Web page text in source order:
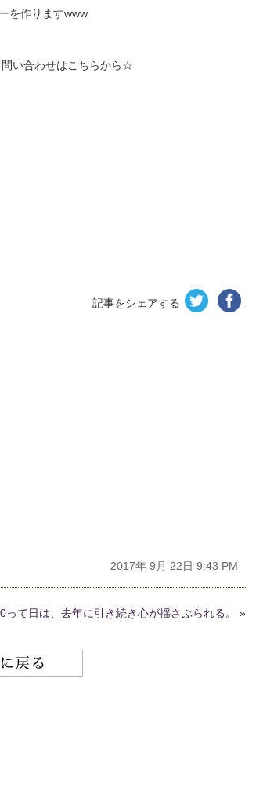
を作りますwww
い合わせはこちらから☆
記事をシェアする
2017年 9月 22日 9:43 PM
って日は、去年に引き続き心が揺さぶられる。 »